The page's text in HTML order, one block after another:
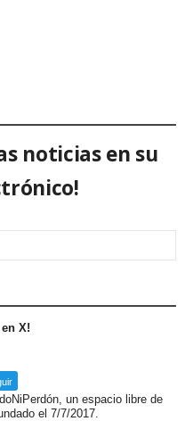
noticias en su
X!
un espacio libre de
el 7/7/2017.